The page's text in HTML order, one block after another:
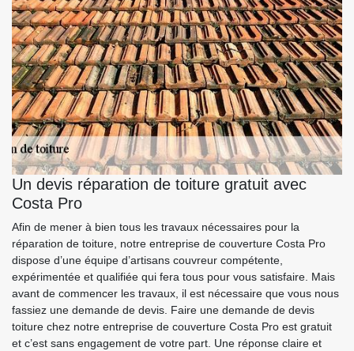
Un devis réparation de toiture gratuit avec
Costa Pro
Afin de mener à bien tous les travaux nécessaires pour la
réparation de toiture, notre entreprise de couverture Costa Pro
dispose d’une équipe d’artisans couvreur compétente,
expérimentée et qualifiée qui fera tous pour vous satisfaire. Mais
avant de commencer les travaux, il est nécessaire que vous nous
fassiez une demande de devis. Faire une demande de devis
toiture chez notre entreprise de couverture Costa Pro est gratuit
et c’est sans engagement de votre part. Une réponse claire et